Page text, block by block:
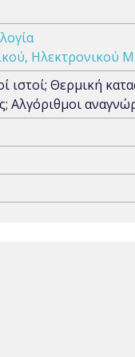
Ηλεκτρονικού
ιστοί; Θερμική
Αλγόριθμοι